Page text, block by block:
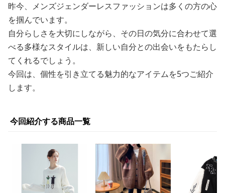
昨今、メンズジェンダーレスファッションは多くの方の心
を掴んでいます。
自分らしさを大切にしながら、その日の気分に合わせて選
べる多様なスタイルは、新しい自分との出会いをもたらし
てくれるでしょう。
今回は、個性を引き立てる魅力的なアイテムを5つご紹介
します。
今回紹介する商品一覧